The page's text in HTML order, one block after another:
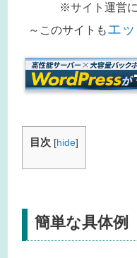
※サイト運営
～このサイトもエ
目次 [hide]
簡単な具体例